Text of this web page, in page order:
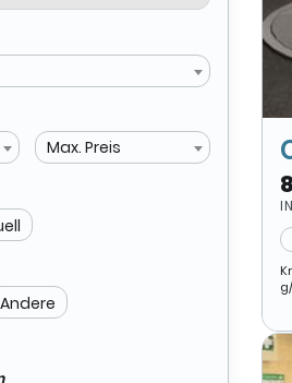
Max. Preis
Andere